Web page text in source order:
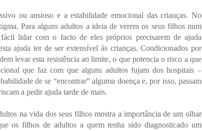
ou ansioso e a estabilidade emocional das crianças. No
Para alguns adultos a ideia de verem os seus filhos num
lidar com o facto de eles próprios precisarem de ajuda
ajuda ter de ser extensível às crianças. Condicionados por
levar esta resistência ao limite, o que potencia o risco a que
que faz com que alguns adultos fujam dos hospitais –
de se “encontrar” alguma doença e, por isso, passam
a pedir ajuda tarde de mais.
na vida dos seus filhos mostra a importância de um olhar
os filhos de adultos a quem tenha sido diagnosticado um